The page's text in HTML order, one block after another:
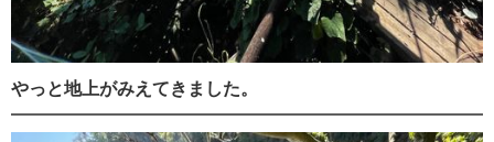
やっと地上がみえてきました。